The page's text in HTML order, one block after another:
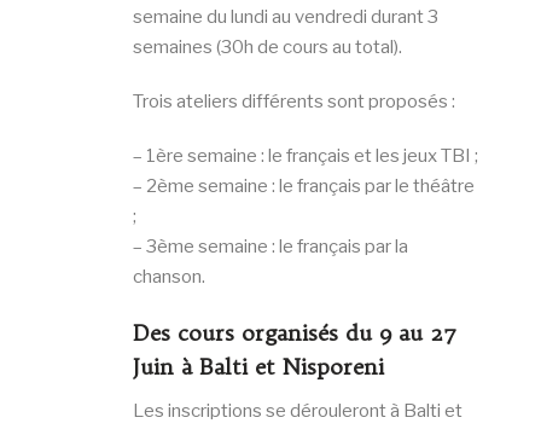
semaine du lundi au vendredi durant 3
semaines (30h de cours au total).
Trois ateliers différents sont proposés :
– 1ère semaine : le français et les jeux TBI ;
– 2ème semaine : le français par le théâtre
;
– 3ème semaine : le français par la
chanson.
Des cours organisés du 9 au 27
Juin à Balti et Nisporeni
Les inscriptions se dérouleront à Balti et